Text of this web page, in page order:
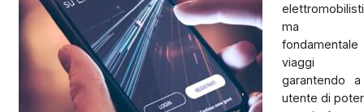
ma
viaggi
garantendo
utente di